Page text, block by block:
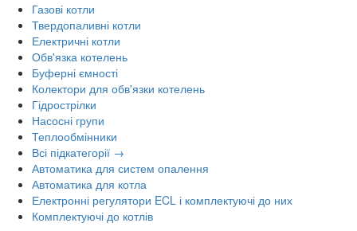
Газові котли
Твердопаливні котли
Електричні котли
Обв'язка котелень
Буферні ємності
Колектори для обв'язки котелень
Гідрострілки
Насосні групи
Теплообмінники
Всі підкатегорії →
Автоматика для систем опалення
Автоматика для котла
Електронні регулятори ECL і комплектуючі до них
Комплектуючі до котлів